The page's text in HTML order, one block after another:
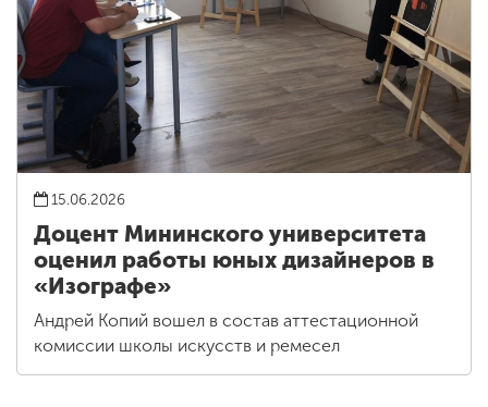
15.06.2026
Доцент Мининского университета
оценил работы юных дизайнеров в
«Изографе»
Андрей Копий вошел в состав аттестационной
комиссии школы искусств и ремесел